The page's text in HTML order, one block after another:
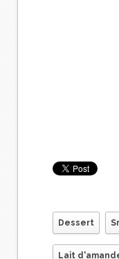
Dessert
Lait